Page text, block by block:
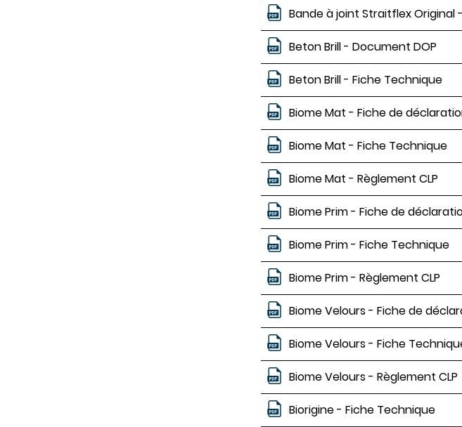
Bande à joint Straitflex Original
Beton Brill - Document DOP
Beton Brill - Fiche Technique
Biome Mat - Fiche de
Biome Mat - Fiche Technique
Biome Mat - Règlement CLP
Biome Prim - Fiche de
Biome Prim - Fiche Technique
Biome Prim - Règlement CLP
Biome Velours - Fiche de
Biome Velours - Fiche
Biome Velours - Règlement CLP
Biorigine - Fiche Technique